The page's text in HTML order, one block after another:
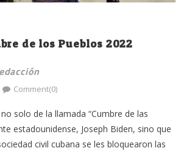
de los Pueblos 2022
Comment(0)
solo de la llamada “Cumbre de las
estadounidense, Joseph Biden, sino que
civil cubana se les bloquearon las